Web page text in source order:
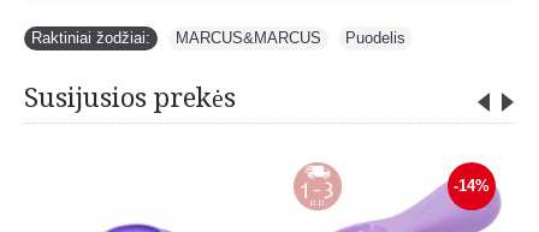
Raktiniai žodžiai: MARCUS&MARCUS Puodelis
Susijusios prekės